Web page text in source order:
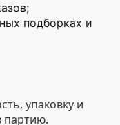
подборках и
упаковку и
партию.